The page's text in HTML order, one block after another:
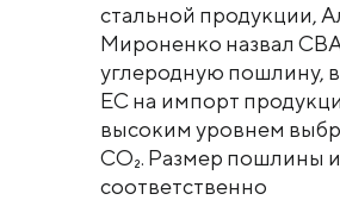
стальной продукции,
Мироненко назвал
углеродную пошлину,
ЕС на импорт
высоким уровнем
CO₂. Размер пошлины и
соответственно